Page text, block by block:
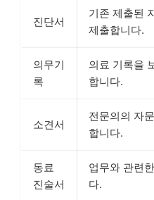
진단서
기존 제출된
제출합니다.
의무기
록
의료 기록을
합니다.
소견서
전문의의 자
합니다.
동료
진술서
업무와 관련
다.